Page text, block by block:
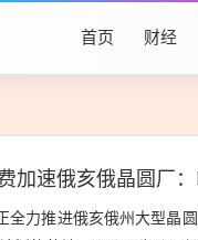
首页 财经
全力推进俄亥俄州大型晶